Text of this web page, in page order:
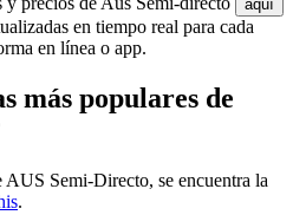
aquí
en tiempo real para cada
en línea o app.
más populares de
AUS Semi-Directo, se encuentra la
.